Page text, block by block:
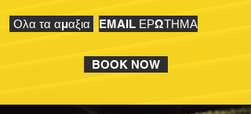
Ολα τα αμαξια EMAIL ΕΡΩΤΗΜΑ
BOOK NOW